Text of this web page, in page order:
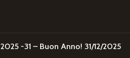
-31 – Buon Anno! 31/12/2025